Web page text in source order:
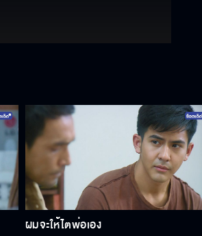
ผมจะให้ไตพ่อเอง